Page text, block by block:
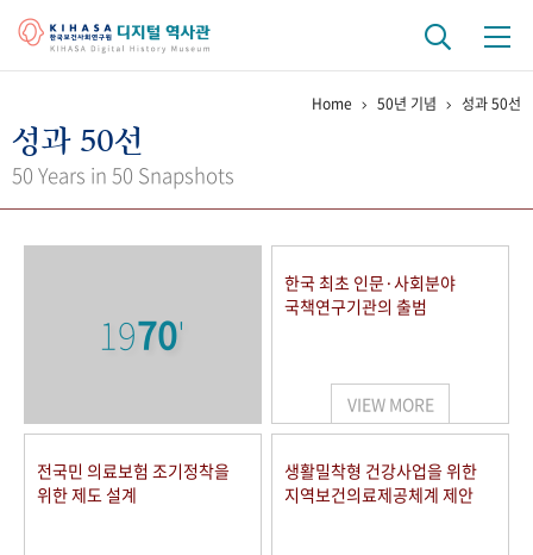
걸어온 길 기관 변천사
키워드로 보는 연구 역사
연구자들
사진 아카이브 문서 기록물 행정박물 영상 기록물
50+1 주년 기념
Home 50년 기념 성과 50선
성과 50선
50 Years in 50 Snapshots
1970'
한국 최초 인문·사회분야
국책연구기관의 출범
VIEW MORE
전국민 의료보험 조기정착을
위한 제도 설계
생활밀착형 건강사업을 위한
지역보건의료제공체계 제안